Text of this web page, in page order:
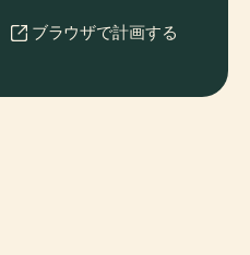
ブラウザで計画する